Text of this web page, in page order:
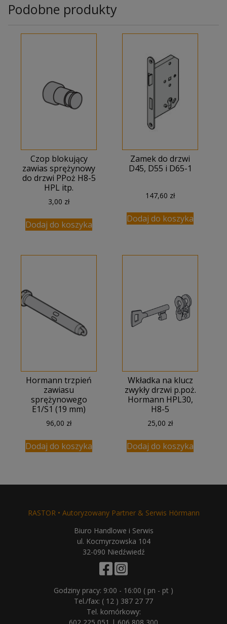
Podobne produkty
Czop blokujący
zawias sprężynowy
do drzwi PPoż H8-5
HPL itp.
3,00 zł
Dodaj do koszyka
Zamek do drzwi
D45, D55 i D65-1
147,60 zł
Dodaj do koszyka
Hormann trzpień
zawiasu
sprężynowego
E1/S1 (19 mm)
96,00 zł
Dodaj do koszyka
Wkładka na klucz
zwykły drzwi p.poż.
Hormann HPL30,
H8-5
25,00 zł
Dodaj do koszyka
RASTOR • Autoryzowany Partner & Serwis Hörmann
Biuro Handlowe i Serwis
ul. Kocmyrzowska 104
32-090 Niedźwiedź
Godziny pracy: 9:00 - 16:00 ( pn - pt )
Tel./fax: ( 12 ) 387 27 77
Tel. komórkowy: